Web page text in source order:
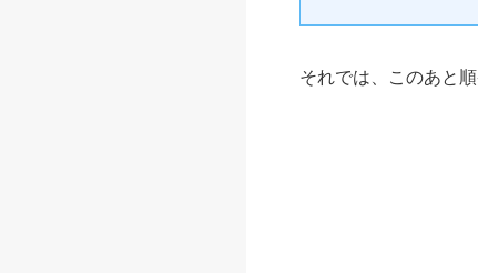
それでは、このあと